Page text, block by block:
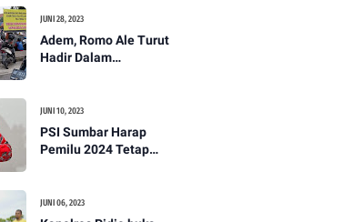
JUNI 28, 2023
Adem, Romo Ale Turut
Hadir Dalam
JUNI 10, 2023
PSI Sumbar Harap
Pemilu 2024 Tetap
JUNI 06, 2023